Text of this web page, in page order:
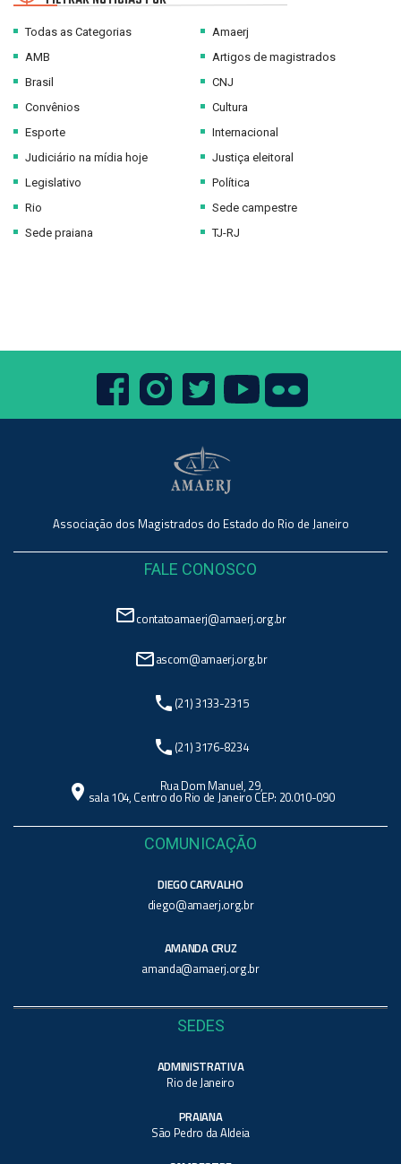
Todas as Categorias
AMB
Brasil
Convênios
Esporte
Judiciário na mídia hoje
Legislativo
Rio
Sede praiana
Amaerj
Artigos de magistrados
CNJ
Cultura
Internacional
Justiça eleitoral
Política
Sede campestre
TJ-RJ
Associação dos Magistrados do Estado do Rio de Janeiro
FALE CONOSCO
mail_outlinecontatoamaerj@amaerj.org.br
mail_outlineascom@amaerj.org.br
phone (21) 3133-2315
phone (21) 3176-8234
location_on Rua Dom Manuel, 29,
sala 104, Centro do Rio de Janeiro CEP: 20.010-090
COMUNICAÇÃO
DIEGO CARVALHO
diego@amaerj.org.br
AMANDA CRUZ
amanda@amaerj.org.br
SEDES
ADMINISTRATIVA
Rio de Janeiro
PRAIANA
São Pedro da Aldeia